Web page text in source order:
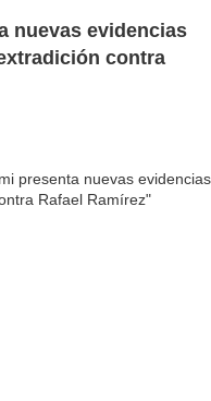
nuevas evidencias
contra